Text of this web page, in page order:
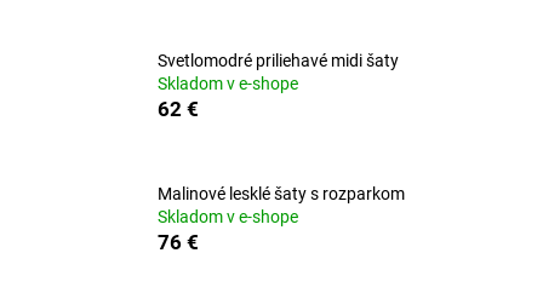
Svetlomodré priliehavé midi šaty
Skladom v e-shope
62 €
Malinové lesklé šaty s rozparkom
Skladom v e-shope
76 €